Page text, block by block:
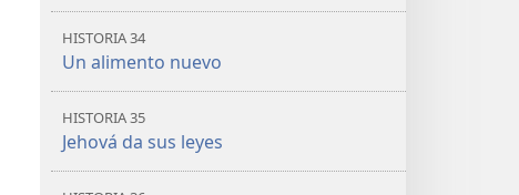
HISTORIA 34
Un alimento nuevo
HISTORIA 35
Jehová da sus leyes